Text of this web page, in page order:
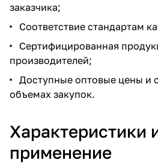
заказчика;
Соответствие стандартам
Сертифицированная
производителей;
Доступные оптовые цены и
объемах закупок.
Характеристики
применение